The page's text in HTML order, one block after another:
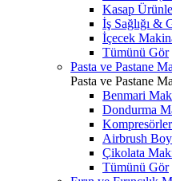
Kasap
İş Sağlığı
İçecek
Tümünü Gör
Pasta ve Pastane
Pasta ve Pastane
Benmari
Dondurma
Kompresörler
Airbrush
Çikolata
Tümünü Gör